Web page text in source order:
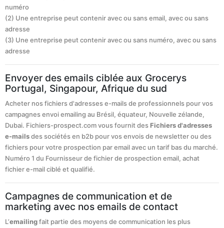
numéro
(2) Une entreprise peut contenir avec ou sans email, avec ou sans
adresse
(3) Une entreprise peut contenir avec ou sans numéro, avec ou sans
adresse
Envoyer des emails ciblée aux Grocerys
Portugal, Singapour, Afrique du sud
Acheter nos fichiers d'adresses e-mails de professionnels pour vos
campagnes envoi emailing au Brésil, équateur, Nouvelle zélande,
Dubai. Fichiers-prospect.com vous fournit desFichiers d'adresses
e-mailsdes sociétés en b2b pour vos envois de newsletter ou des
fichiers pour votre prospection par email avec un tarif bas du marché.
Numéro 1 du Fournisseur de fichier de prospection email, achat
fichier e-mail ciblé et qualifié.
Campagnes de communication et de
marketing avec nos emails de contact
L’emailingfait partie des moyens de communication les plus